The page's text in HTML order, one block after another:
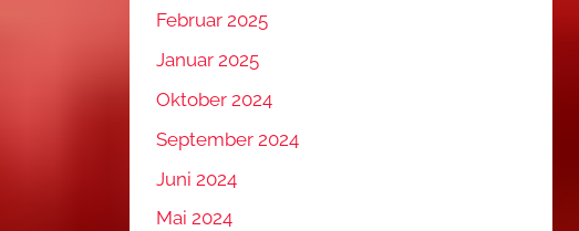
Februar 2025
Januar 2025
Oktober 2024
September 2024
Juni 2024
Mai 2024